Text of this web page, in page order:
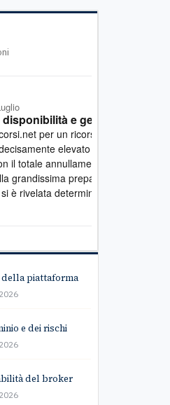
e il risultato è
del
ci tengo
della piattaforma
e dei rischi
del broker